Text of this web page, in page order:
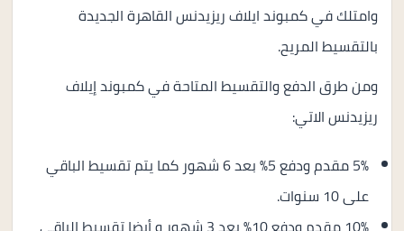
وامتلك في كمبوند ايلاف ريزيدنس القاهرة الجديدة
بالتقسيط المريح.
ومن طرق الدفع والتقسيط المتاحة في كمبوند إيلاف
ريزيدنس الاتي:
5% مقدم ودفع 5% بعد 6 شهور كما يتم تقسيط الباقي
على 10 سنوات.